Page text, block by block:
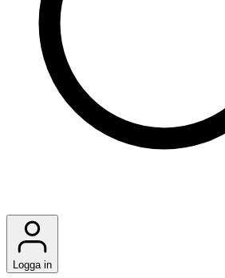
Logga in